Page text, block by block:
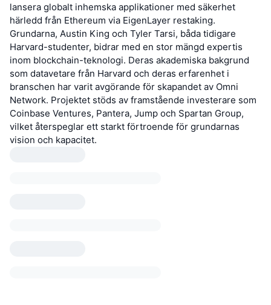
lansera globalt inhemska applikationer med säkerhet
härledd från Ethereum via EigenLayer restaking.
Grundarna, Austin King och Tyler Tarsi, båda tidigare
Harvard-studenter, bidrar med en stor mängd expertis
inom blockchain-teknologi. Deras akademiska bakgrund
som datavetare från Harvard och deras erfarenhet i
branschen har varit avgörande för skapandet av Omni
Network. Projektet stöds av framstående investerare som
Coinbase Ventures, Pantera, Jump och Spartan Group,
vilket återspeglar ett starkt förtroende för grundarnas
vision och kapacitet.